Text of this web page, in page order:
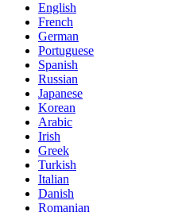
English
French
German
Portuguese
Spanish
Russian
Japanese
Korean
Arabic
Irish
Greek
Turkish
Italian
Danish
Romanian